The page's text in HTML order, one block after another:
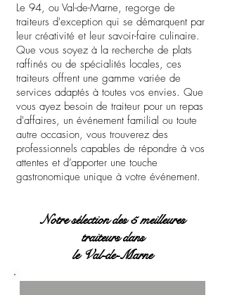
Le 94, ou Val-de-Marne, regorge de
traiteurs d'exception qui se démarquent par
leur créativité et leur savoir-faire culinaire.
Que vous soyez à la recherche de plats
raffinés ou de spécialités locales, ces
traiteurs offrent une gamme variée de
services adaptés à toutes vos envies. Que
vous ayez besoin de traiteur pour un repas
d'affaires, un événement familial ou toute
autre occasion, vous trouverez des
professionnels capables de répondre à vos
attentes et d’apporter une touche
gastronomique unique à votre événement.
Notre sélection des 5 meilleures
traiteurs dans
le Val-de-Marne